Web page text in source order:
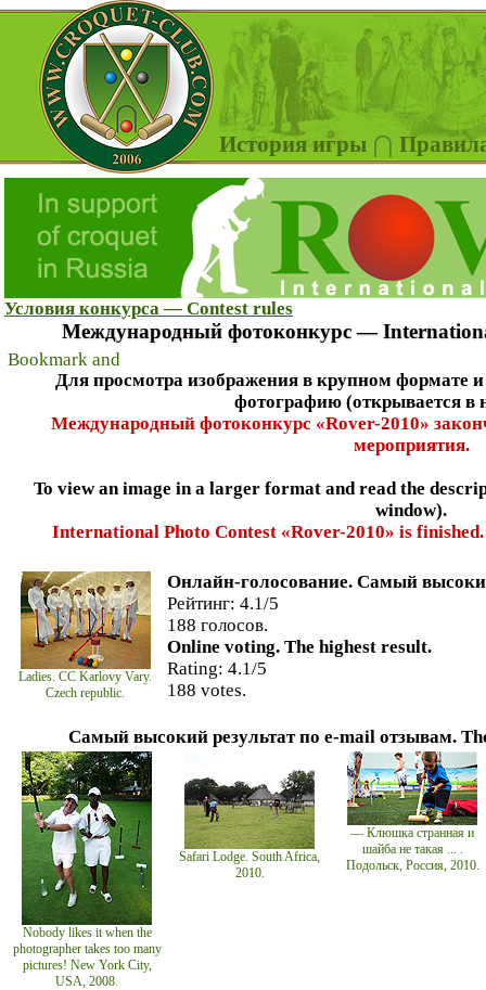
История игры
Условия конкурса — Contest rules
Международный фотоконкурс —
Для просмотра изображения в крупном формате
фотографию (открывается в
Международный фотоконкурс «Rover-2010»
мероприятия.
To view an image in a larger format and read the
window).
International Photo Contest «Rover-2010» is
Ladies. CC Karlovy Vary.
Czech republic.
Онлайн-голосование. Самый
Рейтинг: 4.1/5
188 голосов.
Online voting. The highest result.
Rating: 4.1/5
188 votes.
Самый высокий результат по e-mail отзывам.
Nobody likes it when the
photographer takes too many
pictures! New York City,
USA, 2008.
Safari Lodge. South Africa,
2010.
— Клюшка странная и
шайба не такая ... .
Подольск, Россия, 2010.